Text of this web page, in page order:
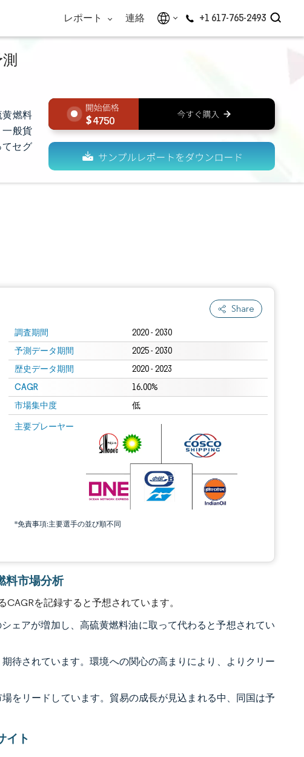
レポート 連絡 +1 617-765-2493
黄燃料
一般貨
セグ
4750
Share
調査期間 2020 - 2030
予測データ期間 2025 - 2030
歴史データ期間 2020 - 2023
CAGR 16.00%
市場集中度 低
主要プレーヤー
*免責事項:主要選手の並び順不同
料市場分析
を記録すると予想されています。
ェアが増加し、高硫黄燃料油に取って代わると予想されてい
待されています。環境への関心の高まりにより、よりクリー
をリードしています。貿易の成長が見込まれる中、同国は予
イト